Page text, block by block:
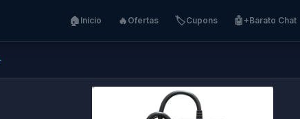
🏠 Início 🔥 Ofertas 🏷️Cupons 🤖+Barato Chat